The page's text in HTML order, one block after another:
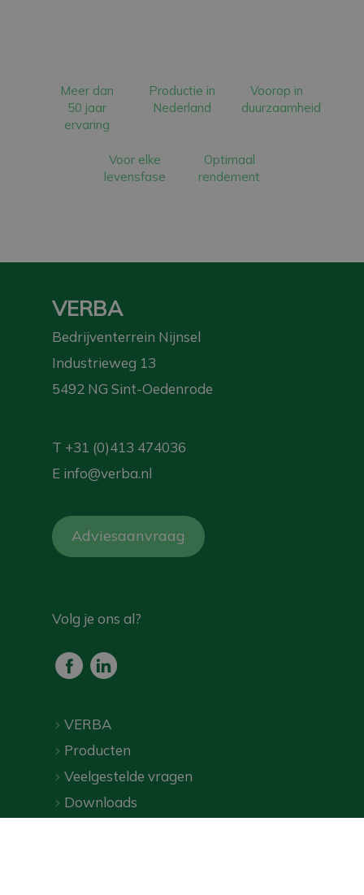
Meer dan
50 jaar
ervaring
Productie in
Nederland
Voorop in
duurzaamheid
Voor elke
levensfase
Optimaal
rendement
VERBA
Bedrijventerrein Nijnsel
Industrieweg 13
5492 NG Sint-Oedenrode
T +31 (0)413 474036
E info@verba.nl
Adviesaanvraag
Volg je ons al?
VERBA
Producten
Veelgestelde vragen
Downloads